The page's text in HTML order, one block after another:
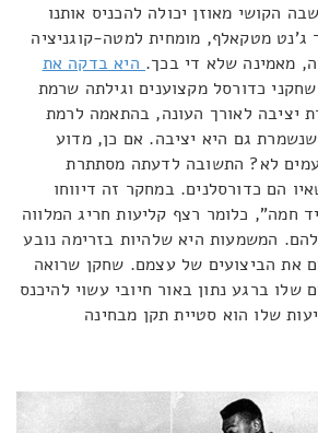
הקושי מאוזן יכולה להכניס אותנו
ג'נט מטקאלף, מומחית למטה-קוגניציה
מאמינה שלא די בכך. היא בדקה את
כדורסל מקצוענים וגילתה שרמת
יציבה לאורך העונה, בהתאמה לרמת
גם היא יציבה. אם כן, מדוע
לא? התשובה לדעתה מסתתרת
הם כדורסלנים. במחקר זה דיווחו
חמה", כלומר רצף קליעות חריג המלווה
המשמעות היא שלהיות בזרימה נובע
את הביצועים של עצמם. שחקן שרואה
שלו ברגע נתון באור חיובי עשוי להיכנס
שלו הוא סטיית תקן מבחינה